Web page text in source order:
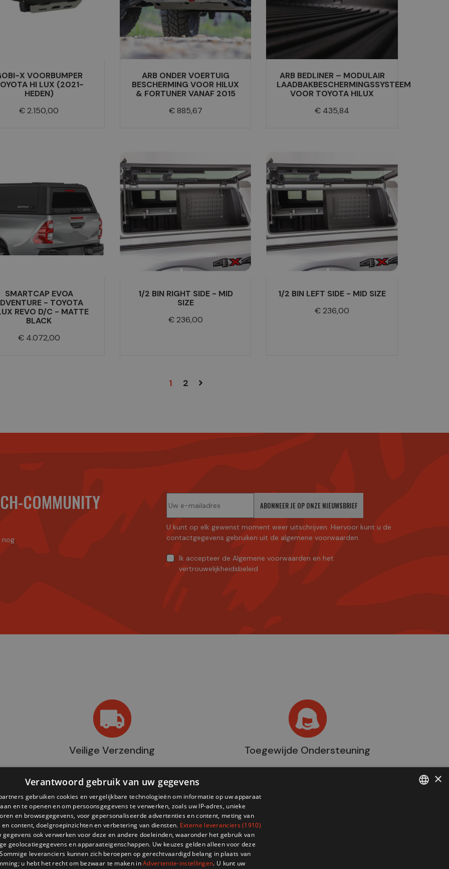
X VOORBUMPER
HI LUX (2021-
HEDEN)
Prijs
€ 2.150,00
ARB ONDER VOERTUIG
BESCHERMING VOOR HILUX
& FORTUNER VANAF 2015
Prijs
€ 885,67
ARB BEDLINER – MODULAIR
LAADBAKBESCHERMINGSSYSTEEM
VOOR TOYOTA HILUX
Prijs
€ 435,84
SMARTCAP EVOA
- TOYOTA
REVO D/C - MATTE
BLACK
Prijs
€ 4.072,00
1/2 BIN RIGHT SIDE - MID
SIZE
Prijs
€ 236,00
1/2 BIN LEFT SIDE - MID SIZE
Prijs
€ 236,00
1 2
COMMUNITY
nog
ABONNEER JE OP ONZE NIEUWSBRIEF
U kunt op elk gewenst moment weer uitschrijven. Hiervoor kunt u de
contactgegevens gebruiken uit de algemene voorwaarden.
Ik accepteer de Algemene voorwaarden en het
vertrouwelijkheidsbeleid
Veilige Verzending Toegewijde Ondersteuning
HULP NODIG?
Winkel
informatie
+32 (0)2 704 93 20
×
Verantwoord gebruik van uw gegevens
gebruiken cookies en vergelijkbare technologieën om informatie op uw apparaat
en te openen en om persoonsgegevens te verwerken, zoals uw IP-adres, unieke
en browsegegevens, voor gepersonaliseerde advertenties en content, meting van
content, doelgroepinzichten en verbetering van diensten. Externe leveranciers (1910)
gegevens ook verwerken voor deze en andere doeleinden, waaronder het gebruik van
geolocatiegegevens en apparaateigenschappen. Uw keuzes gelden alleen voor deze
leveranciers kunnen zich beroepen op gerechtvaardigd belang in plaats van
u hebt het recht om bezwaar te maken inAdvertentie-instellingen. U kunt uw